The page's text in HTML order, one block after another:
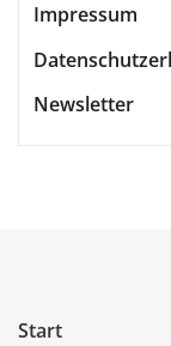
Impressum
Newsletter
Start